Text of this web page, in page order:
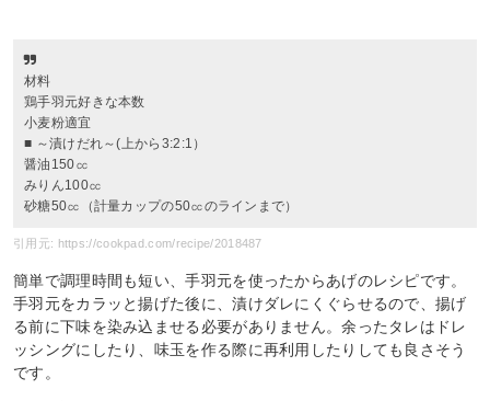
材料
鶏手羽元好きな本数
小麦粉適宜
■ ～漬けだれ～(上から3:2:1）
醤油150㏄
みりん100㏄
砂糖50㏄（計量カップの50㏄のラインまで）
引用元: https://cookpad.com/recipe/2018487
簡単で調理時間も短い、手羽元を使ったからあげのレシピです。
手羽元をカラッと揚げた後に、漬けダレにくぐらせるので、揚げ
る前に下味を染み込ませる必要がありません。余ったタレはドレ
ッシングにしたり、味玉を作る際に再利用したりしても良さそう
です。